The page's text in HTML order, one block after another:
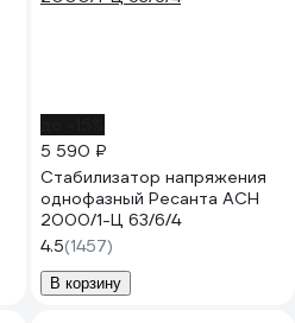
5 590 ₽
Стабилизатор напряжения
однофазный Ресанта АСН
2000/1-Ц 63/6/4
4.5(1457)
В корзину